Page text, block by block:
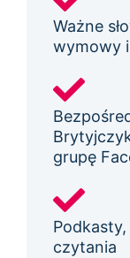
Ważne
wymowy
grupę
czytania